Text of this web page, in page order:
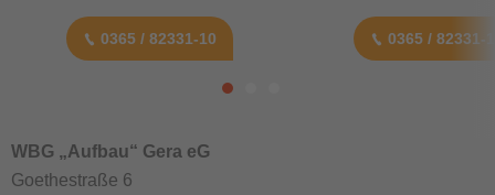
0365 / 82331-10 0365 / 82331-
WBG „Aufbau“ Gera eG
Goethestraße 6